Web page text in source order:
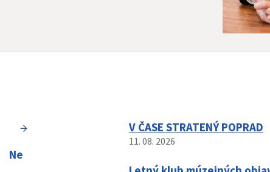
sa aktualizuje automaticky
Ne
V ČASE STRATENÝ POPRAD
11. 08. 2026